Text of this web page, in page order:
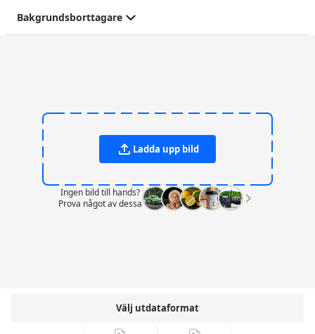
Bakgrundsborttagare
Välj utdataformat
Ladda upp bild
Ingen bild till hands?
Prova något av dessa